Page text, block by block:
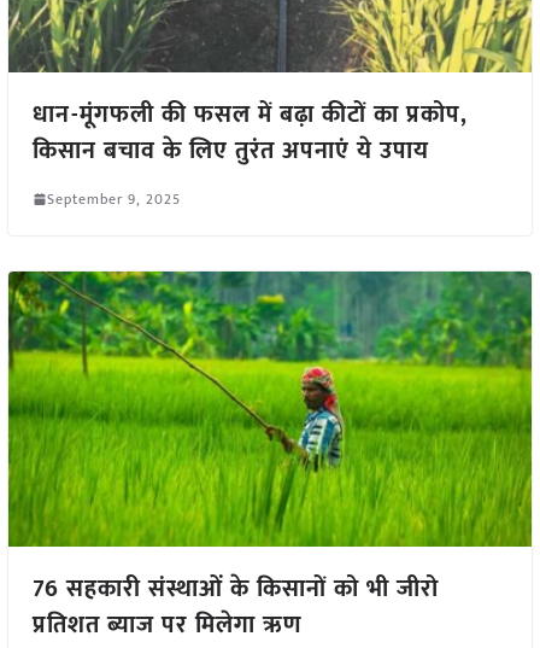
धान-मूंगफली की फसल में बढ़ा कीटों का प्रकोप,
किसान बचाव के लिए तुरंत अपनाएं ये उपाय
September 9, 2025
76 सहकारी संस्थाओं के किसानों को भी जीरो
प्रतिशत ब्याज पर मिलेगा ऋण